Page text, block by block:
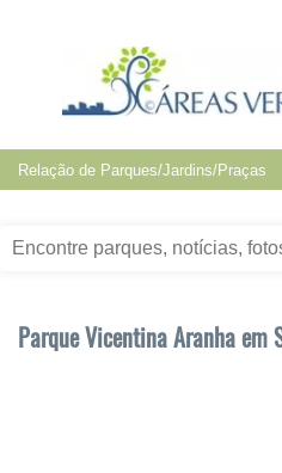
Parque Vicentina Aranha em